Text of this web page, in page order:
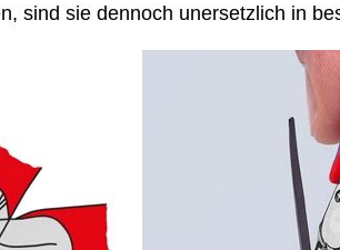
sind sie dennoch unersetzlich in